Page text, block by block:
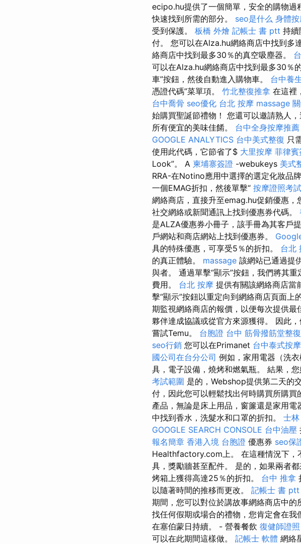
ecipo.hu提供了一個簡單，安全的購物過
快速找到所需的部分。 seo是什么 身體
受到保護。 板橋 外燴 記帳士 書 ptt 持續
付。 您可以在Alza.hu網絡商店中找到多
絡商店中找到最多30％的真空吸塵器。
可以在Alza.hu網絡商店中找到最多30％
車”按鈕，然後自動進入購物車。 台中養
憑證代碼”菜單項。 竹北整復推拿 在這裡
台中喬骨 seo優化 台北 按摩 massage
始購買聖誕節禮物！ 您還可以邀請熟人
所有便宜的美味佳餚。 台中全身按摩推薦
GOOGLE ANALYTICS 台中美式整復 只
使用此代碼，它節省了$ 大里按摩 菲律賓
Look”。 A 柬埔寨簽證 -webukeys 美式
RRA-在Notino應用中選擇的選定化妝品
一個EMAG折扣，然後單擊“ 按摩證照考試
網絡商店，直接升至emag.hu促銷優惠，
社交網絡或新聞通訊上找到優惠券代碼。
是ALZA優惠券小冊子，該手冊為其客戶
戶網站和商店網站上找到優惠券。
具的特殊優惠，可享受5％的折扣。 台北
的真正體驗。 massage 該網站已通過提
與者。 通過單擊“顯示”按鈕，我們將其
費用。 台北 按摩 提供有關該網絡商店當
擊“顯示”按鈕以重定向到網絡商店頁面上
期監視網絡商店的報價，以便每次提供最
夥伴達成協議或從官方來源獲得。 因此
嘗試Temu。 台胞證 台中 筋骨撥筋堂整
seo行銷 您可以在Primanet 台中泰式按
國公司在台分公司 例如，家用電器（洗
具，電子設備，燒烤和燃氣瓶。 結果，
考試範圍 是的，Webshop提供第二天的
付，因此您可以輕鬆找出何時購買所購買
產品，無論是床上用品，窗簾還是家用
中找到香水，洗髮水和口罩的折扣。 士
GOOGLE SEARCH CONSOLE 台中油壓
報名簡章 香港入境 台胞證 優惠券 seo保
Healthfactory.com上。 在這種情況下，
具，獎勵牆甚至配件。 是的，如果兩者
烤箱上獲得高達25％的折扣。 台中 推拿
以隨著時間的推移而更改。 記帳士 書 ptt
期間，您可以對位於講故事網絡商店中的
找任何假期或場合的禮物，您肯定會在
在塞伯蒙日持續。 - 營養餐飲 復健師證照
可以在此期間這樣做。 記帳士 軟體 網絡